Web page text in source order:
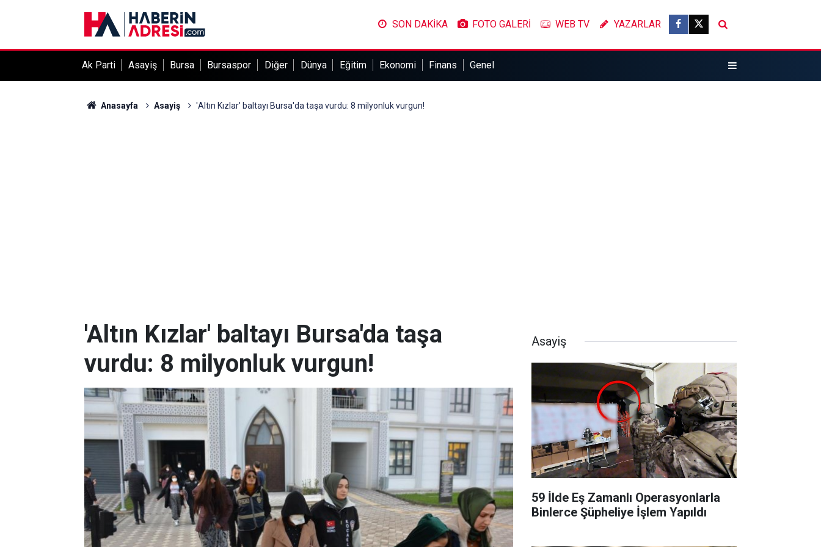
SON DAKİKA FOTO GALERİ WEB TV YAZARLAR
Ak Parti Asayiş Bursa Bursaspor Diğer Dünya Eğitim Ekonomi Finans Genel
Anasayfa Asayiş 'Altın Kızlar' baltayı Bursa'da taşa vurdu: 8 milyonluk vurgun!
'Altın Kızlar' baltayı Bursa'da taşa
vurdu: 8 milyonluk vurgun!
Asayiş
59 İlde Eş Zamanlı Operasyonlarla
Binlerce Şüpheliye İşlem Yapıldı